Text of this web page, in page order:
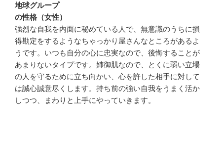
地球グループ
の性格（女性）
強烈な自我を内面に秘めている人で、無意識のうちに損
得勘定をするようなちゃっかり屋さんなところがあるよ
うです。いつも自分の心に忠実なので、後悔することが
あまりないタイプです。姉御肌なので、とくに弱い立場
の人を守るために立ち向かい、心を許した相手に対して
は誠心誠意尽くします。持ち前の強い自我をうまく活か
しつつ、まわりと上手にやっていきます。